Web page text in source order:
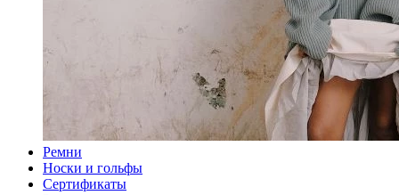
Ремни
Носки и гольфы
Сертификаты